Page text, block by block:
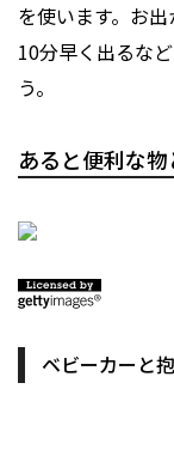
を使います。お
10分早く出るな
う。
あると便利な
ベビーカーと